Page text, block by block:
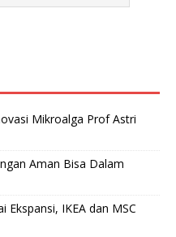
Mikroalga Prof Astri
Aman Bisa Dalam
Ekspansi, IKEA dan MSC